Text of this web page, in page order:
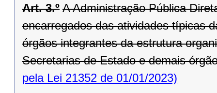
Art. 3.º A Administração Pública
encarregados das atividades típicas
órgãos integrantes da estrutura
Secretarias de Estado e demais
pela Lei 21352 de 01/01/2023)